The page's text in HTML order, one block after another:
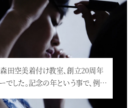
田空美着付け教室、創立20周年
でした。記念の年という事で、例…